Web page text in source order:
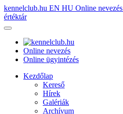
kennelclub.hu EN HU Online nevezés
értéktár
Online nevezés
Online ügyintézés
Kezdőlap
Kereső
Hírek
Galériák
Archívum